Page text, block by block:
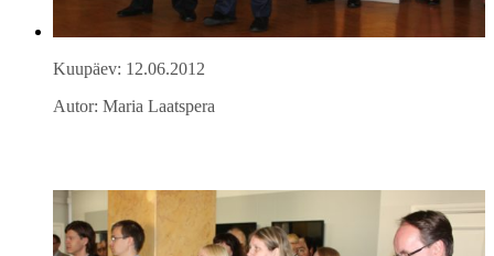
Kuupäev: 12.06.2012
Autor: Maria Laatspera